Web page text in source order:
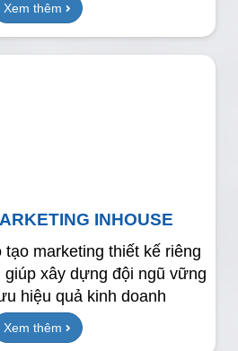
Xem thêm
INHOUSE
marketing thiết kế riêng
giúp xây dựng đội ngũ vững
hiệu quả kinh doanh
Xem thêm